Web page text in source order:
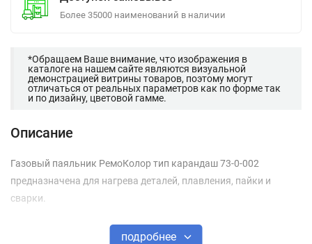
Более 35000 наименований в наличии
*Обращаем Ваше внимание, что изображения в
каталоге на нашем сайте являются визуальной
демонстрацией витрины товаров, поэтому могут
отличаться от реальных параметров как по форме так
и по дизайну, цветовой гамме.
Описание
Газовый паяльник РемоКолор тип карандаш 73-0-002
предназначена для нагрева деталей, плавления, пайки и
сварки.
подробнее